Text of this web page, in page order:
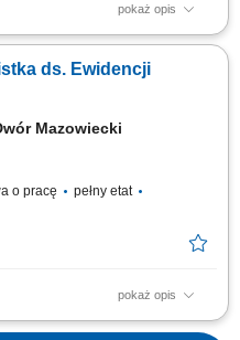
pokaż opis
planowania i realizacji
oraz przygotowywanie
technicznego zasobów i
ds. Ewidencji
Mazowiecki
o pracę
pełny etat
pokaż opis
magazynem i projektami,